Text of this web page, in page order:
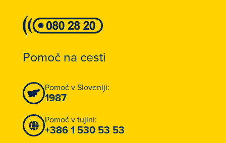
Pomoč na cesti
Pomoč v Sloveniji:
1987
Pomoč v tujini:
+386 1 530 53 53